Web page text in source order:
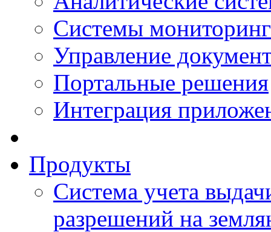
Системы
Управление
Портальные решения
Интеграция
Продукты
Система учета
разрешений на